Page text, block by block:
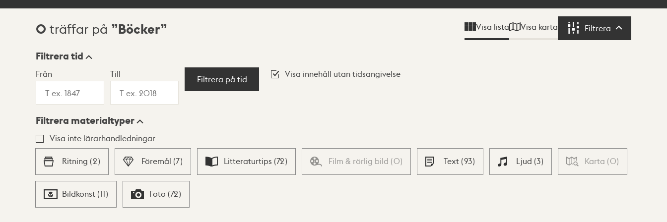
Sökresultat
0 träffar på Böcker Visa lista Visa karta Filtrera Filtrera
Visningsläge
Lista Karta
Filtrera tid
Från Till
Filtrera på tid
Visa innehåll utan tidsangivelse
Filtrera materialtyper
Visa inte lärarhandledningar
Ritning (2) Föremål (7) Litteraturtips (72) Film & rörlig bild (0) Text (93) Ljud (3) Karta (0)
Bildkonst (11) Foto (72)